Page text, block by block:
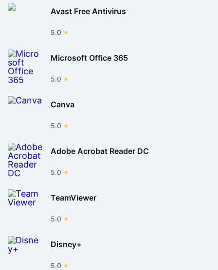
Avast Free Antivirus
5.0
Microsoft Office 365
5.0
Canva
5.0
Adobe Acrobat Reader DC
5.0
TeamViewer
5.0
Disney+
5.0